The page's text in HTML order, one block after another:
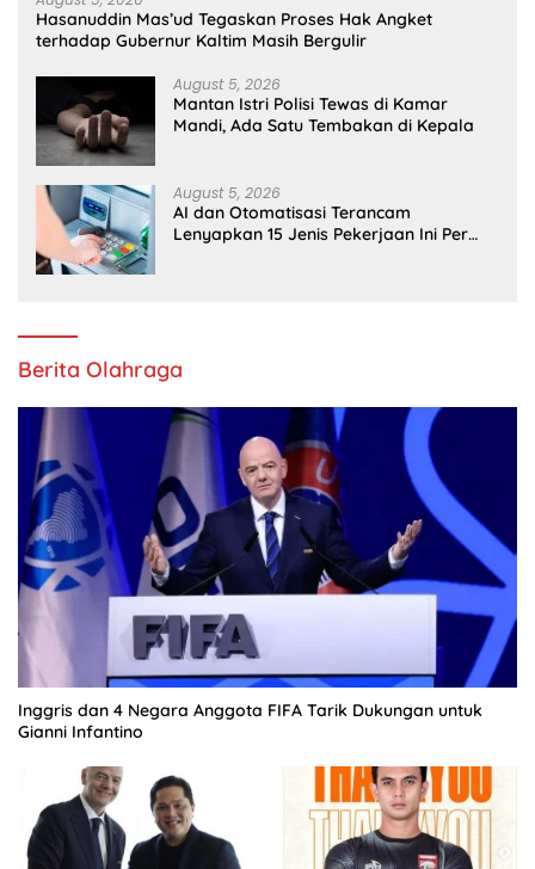
Hasanuddin Mas’ud Tegaskan Proses Hak Angket
terhadap Gubernur Kaltim Masih Bergulir
August 5, 2026
Mantan Istri Polisi Tewas di Kamar
Mandi, Ada Satu Tembakan di Kepala
August 5, 2026
AI dan Otomatisasi Terancam
Lenyapkan 15 Jenis Pekerjaan Ini Per
Berita Olahraga
Inggris dan 4 Negara Anggota FIFA Tarik Dukungan untuk
Gianni Infantino